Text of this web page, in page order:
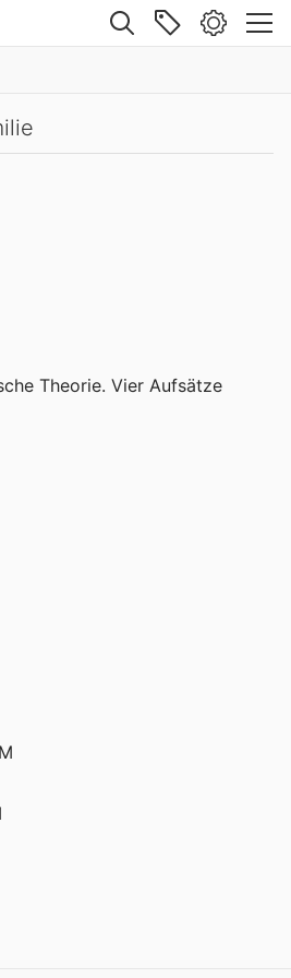
(KMG)
Werke
Theorie. Vier Aufsätze